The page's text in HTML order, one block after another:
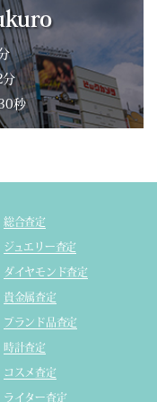
分
秒
総合査定
ジュエリー査定
ダイヤモンド査定
貴金属査定
ブランド品査定
時計査定
コスメ査定
ライター査定